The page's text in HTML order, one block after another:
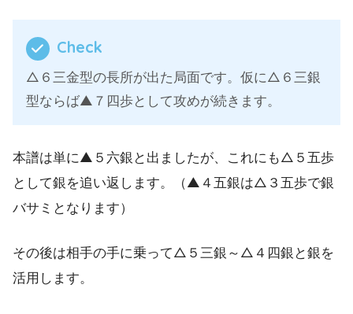
Check
△６三金型の長所が出た局面です。仮に△６三銀
型ならば▲７四歩として攻めが続きます。
本譜は単に▲５六銀と出ましたが、これにも△５五歩
として銀を追い返します。（▲４五銀は△３五歩で銀
バサミとなります）
その後は相手の手に乗って△５三銀～△４四銀と銀を
活用します。